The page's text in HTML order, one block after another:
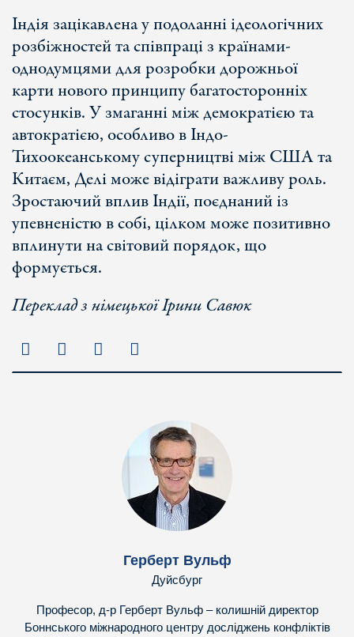
Індія зацікавлена у подоланні ідеологічних
розбіжностей та співпраці з країнами-
однодумцями для розробки дорожньої
карти нового принципу багатосторонніх
стосунків. У змаганні між демократією та
автократією, особливо в Індо-
Тихоокеанському суперництві між США та
Китаєм, Делі може відіграти важливу роль.
Зростаючий вплив Індії, поєднаний із
упевненістю в собі, цілком може позитивно
вплинути на світовий порядок, що
формується.
Переклад з німецької Ірини Савюк
Герберт Вульф
Дуйсбург
Професор, д-р Герберт Вульф – колишній директор
Боннського міжнародного центру досліджень конфліктів